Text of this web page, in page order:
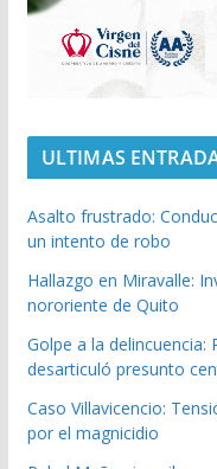
ULTIMAS
Asalto frustrado:
un intento de robo
Hallazgo en Miravalle:
nororiente de Quito
Golpe a la delincuencia:
desarticuló presunto
Caso Villavicencio:
por el magnicidio